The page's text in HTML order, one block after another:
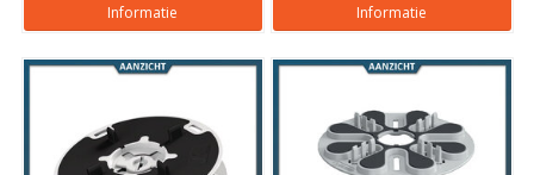
Informatie Informatie